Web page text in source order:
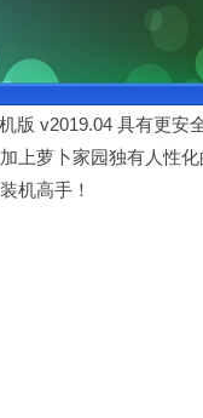
版 v2019.04 具有更安
上萝卜家园独有人性
机高手！